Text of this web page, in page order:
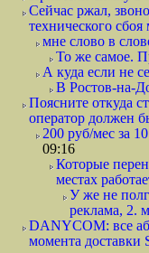
Сейчас ржал,
технического
мне слово в
То же самое.
А куда если не
В Ростов-на-
Поясните откуда
оператор должен
200 руб/мес за
09:16
Которые
местах
У же не
реклама, 2.
DANYCOM: все
момента доставки